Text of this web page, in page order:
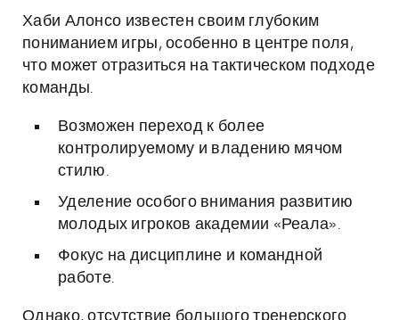
Хаби Алонсо известен своим глубоким
пониманием игры, особенно в центре поля,
что может отразиться на тактическом подходе
команды.
Возможен переход к более
контролируемому и владению мячом
стилю.
Уделение особого внимания развитию
молодых игроков академии «Реала».
Фокус на дисциплине и командной
работе.
Однако, отсутствие большого тренерского